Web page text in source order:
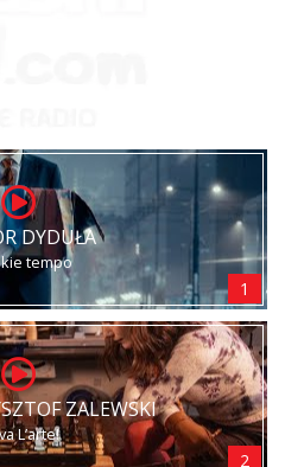
DYDUŁA
tempo
1
ZALEWSKI
L’arte!
2